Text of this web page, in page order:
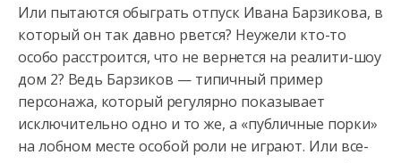
Или пытаются обыграть отпуск Ивана Барзикова, в
который он так давно рвется? Неужели кто-то
особо расстроится, что не вернется на реалити-шоу
дом 2? Ведь Барзиков — типичный пример
персонажа, который регулярно показывает
исключительно одно и то же, а «публичные порки»
на лобном месте особой роли не играют. Или все-